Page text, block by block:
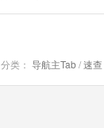
分类： 导航主Tab/速查